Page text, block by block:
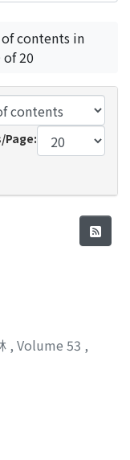
contents in
20
Page:
, Volume 53 ,